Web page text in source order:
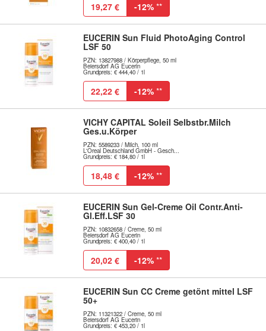
19,27 € -12% **
EUCERIN Sun Fluid PhotoAging Control
LSF 50
PZN: 13827988 / Körperpflege, 50 ml
Beiersdorf AG Eucerin
Grundpreis: € 444,40 / 1l
22,22 € -12% **
VICHY CAPITAL Soleil Selbstbr.Milch
Ges.u.Körper
PZN: 5589233 / Milch, 100 ml
L'Oreal Deutschland GmbH - Gesch...
Grundpreis: € 184,80 / 1l
18,48 € -12% **
EUCERIN Sun Gel-Creme Oil Contr.Anti-
Gl.Eff.LSF 30
PZN: 10832658 / Creme, 50 ml
Beiersdorf AG Eucerin
Grundpreis: € 400,40 / 1l
20,02 € -12% **
EUCERIN Sun CC Creme getönt mittel LSF
50+
PZN: 11321322 / Creme, 50 ml
Beiersdorf AG Eucerin
Grundpreis: € 453,20 / 1l